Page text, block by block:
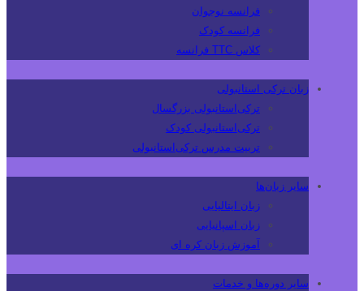
فرانسه نوجوان
فرانسه کودک
کلاس TTC فرانسه
زبان ترکی استانبولی
ترکی‌استانبولی بزرگسال
ترکی‌استانبولی کودک
تربیت مدرس ترکی‌استانبولی
سایر زبان‌ها
زبان ایتالیایی
زبان اسپانیایی
آموزش زبان کره ای
سایر دوره‌ها و خدمات